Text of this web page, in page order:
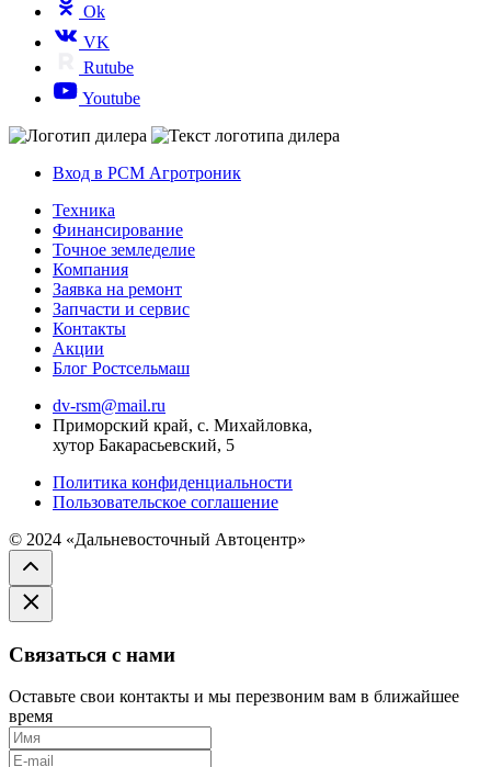
Ok
VK
Rutube
Youtube
Вход в РСМ Агротроник
Техника
Финансирование
Точное земледелие
Компания
Заявка на ремонт
Запчасти и сервис
Контакты
Акции
Блог Ростсельмаш
dv-rsm@mail.ru
Приморский край, с. Михайловка,
хутор Бакарасьевский, 5
Политика конфиденциальности
Пользовательское соглашение
© 2024 «Дальневосточный Автоцентр»
Связаться с нами
Оставьте свои контакты и мы перезвоним вам в ближайшее
время